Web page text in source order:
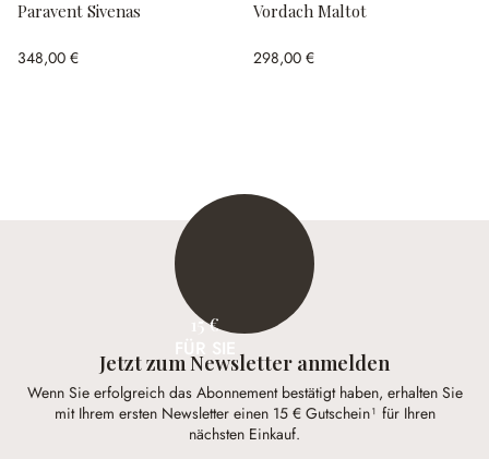
Paravent Sivenas
348,00 €
Vordach Maltot
298,00 €
15 €
Jetzt zum Newsletter anmelden
Wenn Sie erfolgreich das Abonnement bestätigt haben, erhalten Sie
mit Ihrem ersten Newsletter einen 15 € Gutschein¹ für Ihren
nächsten Einkauf.